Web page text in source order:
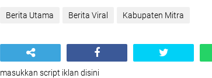
Berita Utama Berita Viral Kabupaten Mitra
masukkan script iklan disini